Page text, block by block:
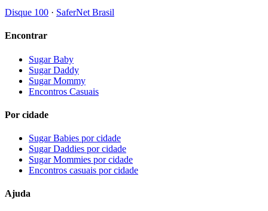
Disque 100 · SaferNet Brasil
Encontrar
Sugar Baby
Sugar Daddy
Sugar Mommy
Encontros Casuais
Por cidade
Sugar Babies por cidade
Sugar Daddies por cidade
Sugar Mommies por cidade
Encontros casuais por cidade
Ajuda